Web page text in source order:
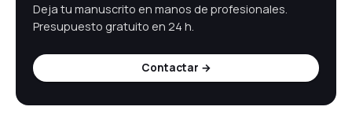
Deja tu manuscrito en manos de profesionales.
Presupuesto gratuito en 24 h.
Contactar →